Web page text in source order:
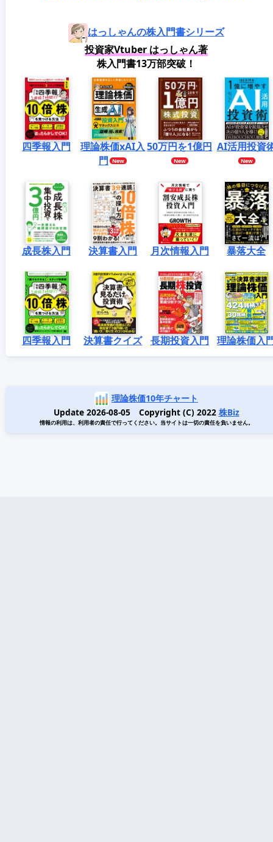
はっしゃんの株入門書シリーズ
投資家Vtuber はっしゃん著
株入門書13万部突破！
四季報入門
理論株価xAI入
門
50万円を1億円 AI活用投資
成長株入門 決算書入門 月次情報入門 暴落大全
四季報入門 決算書クイズ 長期投資入門 理論株価入
理論株価10年チャート
Update 2026-08-05 Copyright (C) 2022 株Biz
情報の利用は、利用者の責任で行ってください。当サイトは一切の責任を負いません。